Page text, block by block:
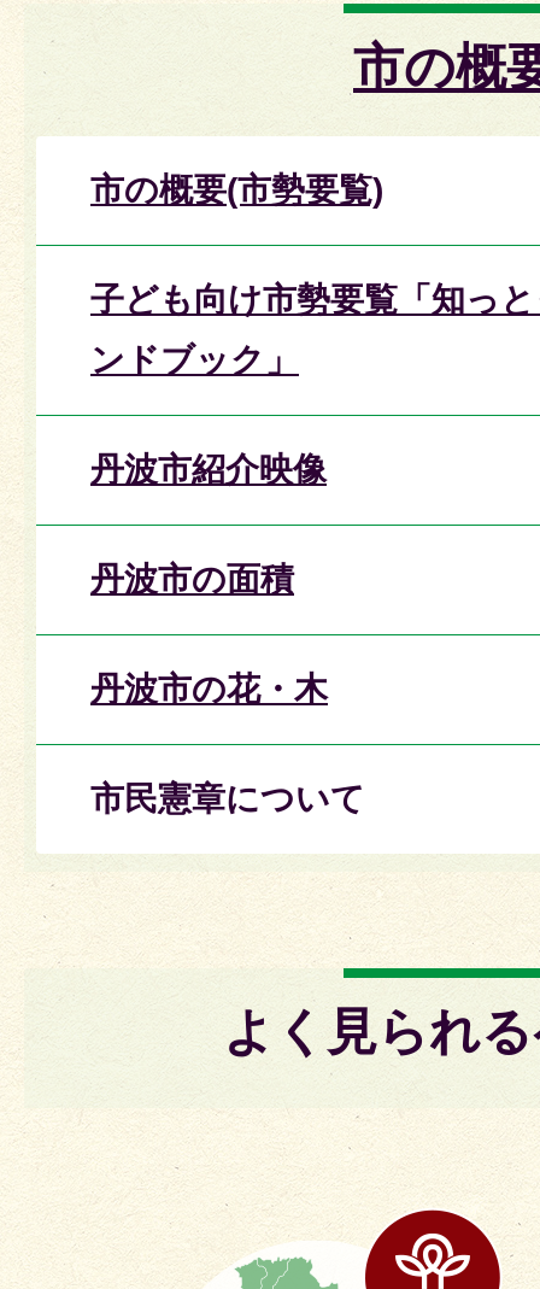
市の概
市の概要(市勢要覧)
子ども向け市勢要覧「知っ
ンドブック」
丹波市紹介映像
丹波市の面積
丹波市の花・木
市民憲章について
よく見られ